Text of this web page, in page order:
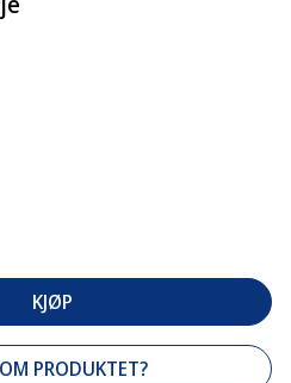
KJØP
PRODUKTET?